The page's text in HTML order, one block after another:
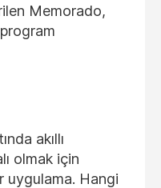
Memorado,
akıllı
olmak için
uygulama. Hangi